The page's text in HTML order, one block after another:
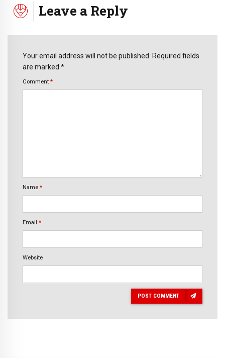
Leave a Reply
Your email address will not be published. Required fields
are marked *
Comment *
Name *
Email *
Website
POST COMMENT